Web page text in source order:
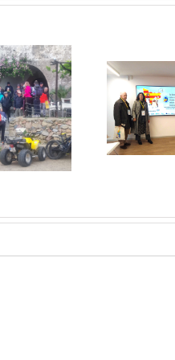
3ª Assemblea
Associacions
Amics Camí Sant
Jaume